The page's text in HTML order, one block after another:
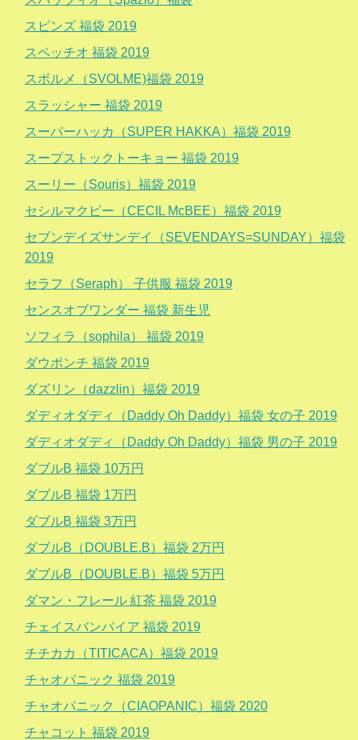
スピンズ 福袋 2019
スペッチオ 福袋 2019
スボルメ（SVOLME)福袋 2019
スラッシャー 福袋 2019
スーパーハッカ（SUPER HAKKA）福袋 2019
スープストックトーキョー 福袋 2019
スーリー（Souris）福袋 2019
セシルマクビー（CECIL McBEE）福袋 2019
セブンデイズサンデイ（SEVENDAYS=SUNDAY）福袋
2019
セラフ（Seraph） 子供服 福袋 2019
センスオブワンダー 福袋 新生児
ソフィラ（sophila） 福袋 2019
ダウポンチ 福袋 2019
ダズリン（dazzlin）福袋 2019
ダディオダディ（Daddy Oh Daddy）福袋 女の子 2019
ダディオダディ（Daddy Oh Daddy）福袋 男の子 2019
ダブルB 福袋 10万円
ダブルB 福袋 1万円
ダブルB 福袋 3万円
ダブルB（DOUBLE.B）福袋 2万円
ダブルB（DOUBLE.B）福袋 5万円
ダマン・フレール 紅茶 福袋 2019
チェイスバンパイア 福袋 2019
チチカカ（TITICACA）福袋 2019
チャオパニック 福袋 2019
チャオパニック（CIAOPANIC）福袋 2020
チャコット 福袋 2019